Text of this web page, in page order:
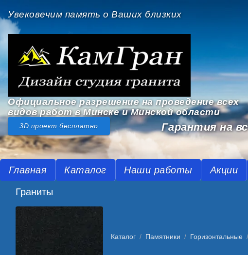
Увековечим память о Ваших близких
Официальное разрешение на проведение всех
видов работ в Минске и Минской области
3D проект бесплатно Гарантия на
Главная Каталог Наши работы Акции
Граниты
Каталог / Памятники / Горизонтальные /